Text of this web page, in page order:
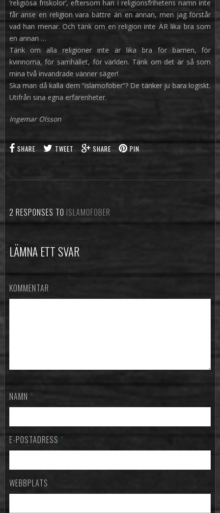
’religiösa friskolor’, eftersom han i religionsfrihetens namn inte
får anse en religion vara bättre än en annan, men jag förstår
vad han menar. Och tänk om en religion inte ÄR lika bra som
en annan …
Tänk om alla religioner inte är lika bra för barnen, för
kvinnorna, för samhället, för världen. Tänk om det är så som
mina två invandrade vänner säger!
Ska man då kalla dem ”islamofober”? De tänker ju bara logiskt.
Utifrån sina egna erfarenheter.
Ingemar Olsson
SHARE TWEET SHARE PIN
2 RESPONSES TO ISLAMOFOBER
LÄMNA ETT SVAR
KOMMENTAR
NAMN *
E-POSTADRESS *
WEBBPLATS